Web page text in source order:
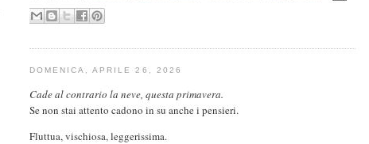
DOMENICA, APRILE 26, 2026
Cade al contrario la neve, questa primavera.
Se non stai attento cadono in su anche i pensieri.
Fluttua, vischiosa, leggerissima.